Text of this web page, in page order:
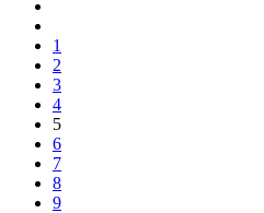
1
2
3
4
5
6
7
8
9